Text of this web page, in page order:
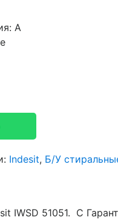
A
Indesit, Б/У
IWSD 51051. С